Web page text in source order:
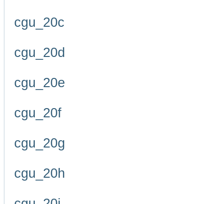
cgu_20c
cgu_20d
cgu_20e
cgu_20f
cgu_20g
cgu_20h